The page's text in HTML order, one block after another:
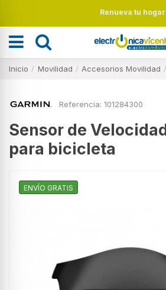
Renueva tu hogar
Inicio Movilidad Accesorios Movilidad
Referencia: 101284300
Sensor de
para bicicleta
ENVÍO GRATIS